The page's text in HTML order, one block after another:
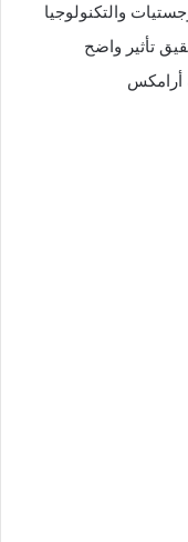
والتكنولوجيا
تأثير واضح
أرامكس